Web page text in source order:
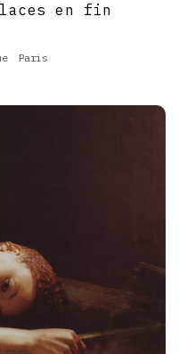
en fin
Paris